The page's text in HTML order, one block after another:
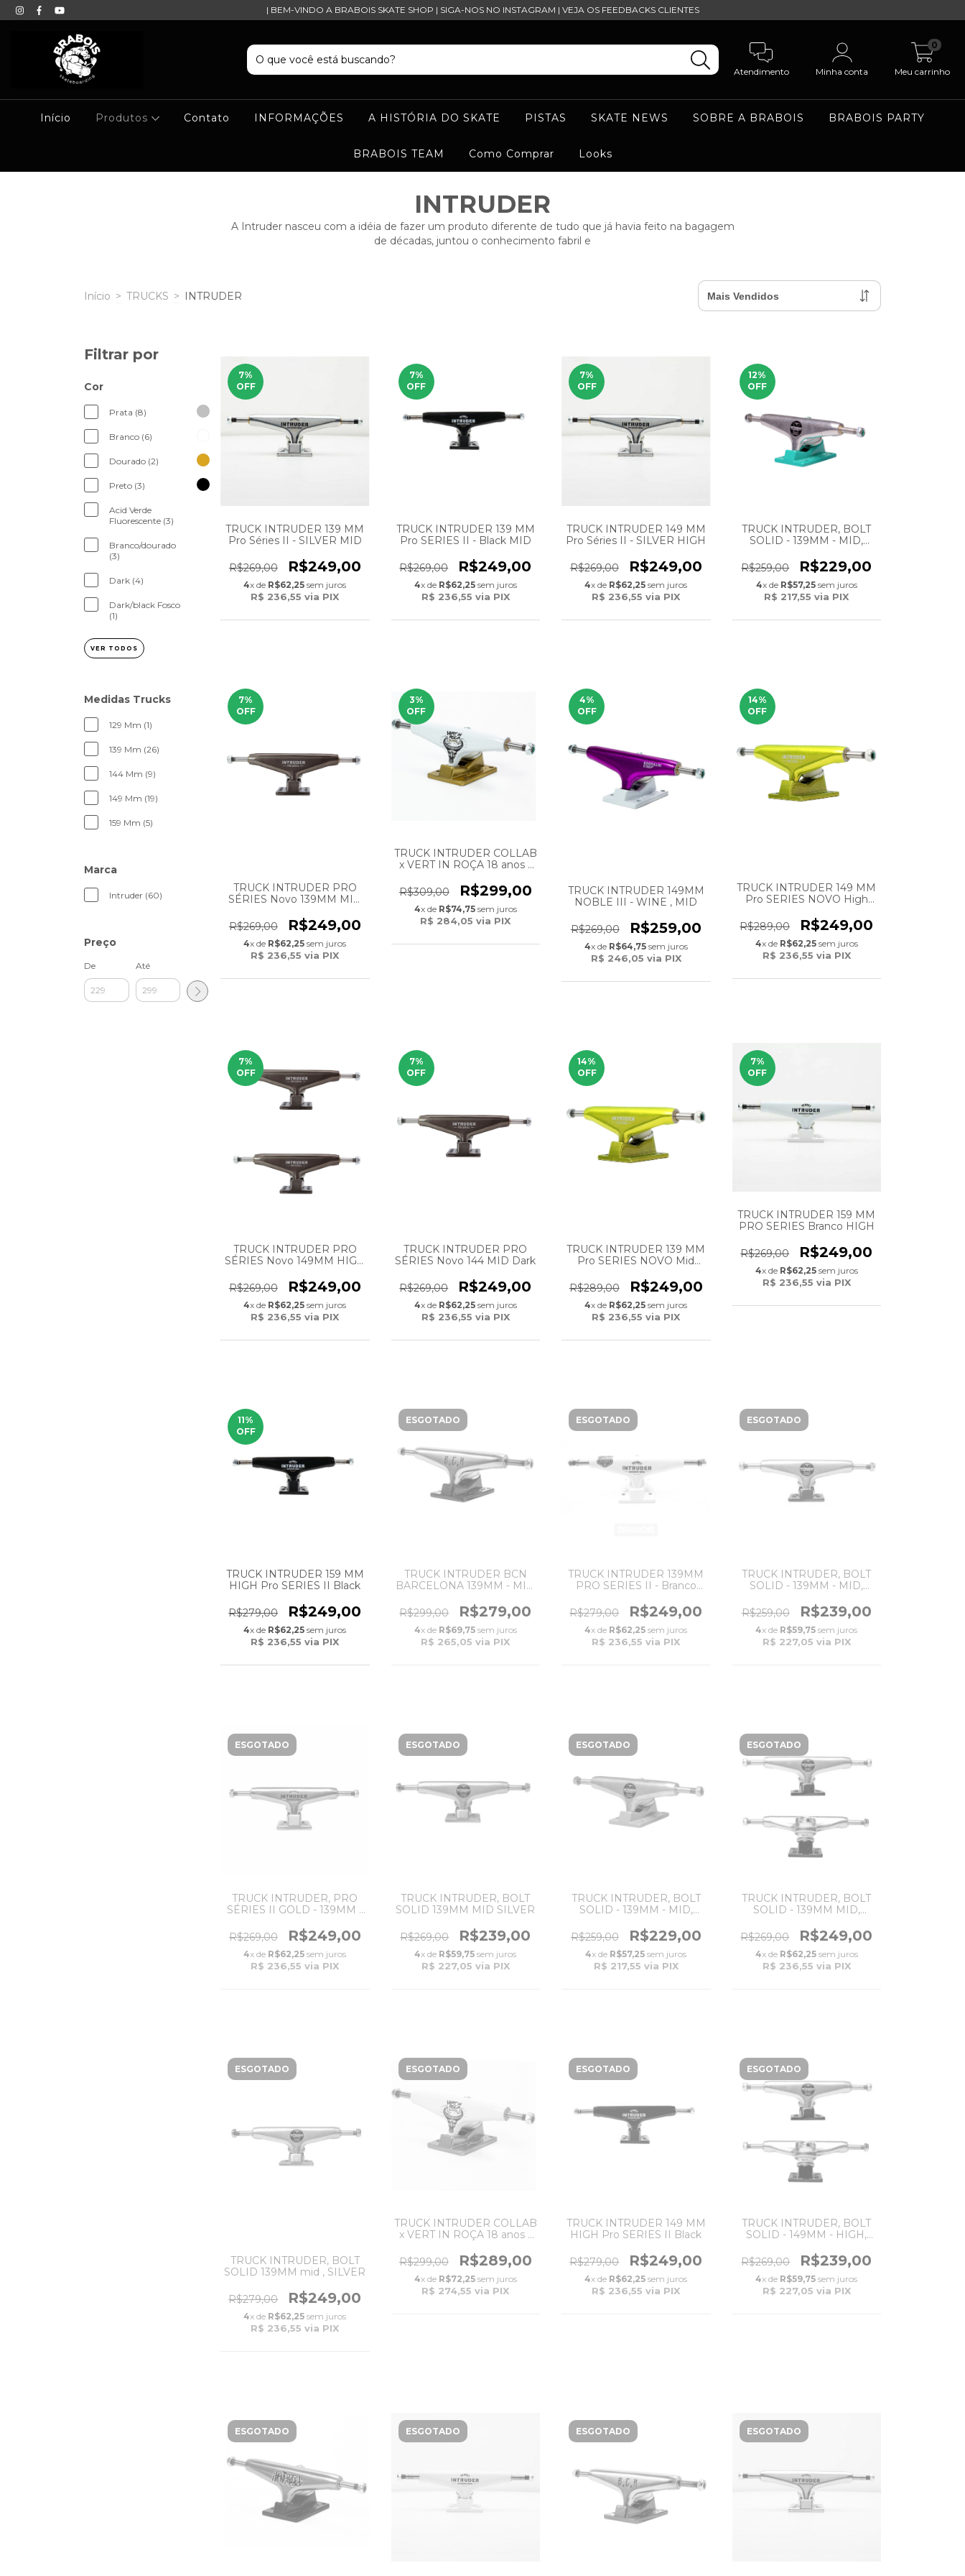
| BEM-VINDO A BRABOIS SKATE SHOP | SIGA-NOS NO INSTAGRAM | VEJA OS FEEDBACKS CLIENTES
Atendimento Minha conta Meu carrinho
0
Início Produtos Contato INFORMAÇÕES A HISTÓRIA DO SKATE PISTAS SKATE NEWS SOBRE A BRABOIS BRABOIS PARTY
BRABOIS TEAM Como Comprar Looks
INTRUDER
A Intruder nasceu com a idéia de fazer um produto diferente de tudo que já havia feito na bagagem
de décadas, juntou o conhecimento fabril e
Início > TRUCKS > INTRUDER
Filtrar por
Cor
Prata (8)
Branco (6)
Dourado (2)
Preto (3)
Acid Verde
Fluorescente (3)
Branco/dourado
(3)
Dark (4)
Dark/black Fosco
(1)
VER TODOS
Medidas Trucks
129 Mm (1)
139 Mm (26)
144 Mm (9)
149 Mm (19)
159 Mm (5)
Marca
Intruder (60)
Preço
De Até
7%
OFF
TRUCK INTRUDER 139 MM
Pro Séries II - SILVER MID
R$269,00 R$249,00
4x de R$62,25 sem juros
R$ 236,55 via PIX
7%
OFF
TRUCK INTRUDER 139 MM
Pro SERIES II - Black MID
R$269,00 R$249,00
4x de R$62,25sem juros
R$ 236,55 via PIX
7%
OFF
TRUCK INTRUDER 149 MM
Pro Séries II - SILVER HIGH
R$269,00 R$249,00
4x de R$62,25 sem juros
R$ 236,55 via PIX
12%
OFF
TRUCK INTRUDER, BOLT
SOLID - 139MM - MID,
R$259,00
R$229,00
4x de R$57,25sem juros
R$ 217,55 via PIX
7%
OFF
TRUCK INTRUDER PRO
SÉRIES Novo 139MM MID
R$269,00
R$249,00
4x de R$62,25 sem juros
R$ 236,55 via PIX
3%
OFF
TRUCK INTRUDER COLLAB
x VERT IN ROÇA 18 anos -
GOLD/WHITE
R$309,00 R$299,00
4x de R$74,75sem juros
R$ 284,05 via PIX
4%
OFF
TRUCK INTRUDER 149MM
NOBLE III - WINE , MID
R$269,00 R$259,00
4x de R$64,75sem juros
R$ 246,05 via PIX
14%
OFF
TRUCK INTRUDER 149 MM
Pro SERIES NOVO High
R$289,00
R$249,00
4x de R$62,25sem juros
R$ 236,55 via PIX
7%
OFF
TRUCK INTRUDER PRO
SÉRIES Novo 149MM HIGH
R$269,00
R$249,00
4x de R$62,25 sem juros
R$ 236,55 via PIX
7%
OFF
TRUCK INTRUDER PRO
SÉRIES Novo 144 MID Dark
R$269,00 R$249,00
4x de R$62,25sem juros
R$ 236,55 via PIX
14%
OFF
TRUCK INTRUDER 139 MM
Pro SERIES NOVO Mid
R$289,00
R$249,00
4x de R$62,25 sem juros
R$ 236,55 via PIX
7%
OFF
TRUCK INTRUDER 159 MM
PRO SERIES Branco HIGH
R$269,00 R$249,00
4x de R$62,25sem juros
R$ 236,55 via PIX
11%
OFF
TRUCK INTRUDER 159 MM
HIGH Pro SERIES II Black
R$279,00 R$249,00
4x de R$62,25 sem juros
R$ 236,55 via PIX
ESGOTADO
TRUCK INTRUDER BCN
BARCELONA 139MM - MID
R$299,00
R$279,00
4x de R$69,75sem juros
R$ 265,05 via PIX
ESGOTADO
TRUCK INTRUDER 139MM
PRO SERIES II - Branco
R$279,00
R$249,00
4x de R$62,25 sem juros
R$ 236,55 via PIX
ESGOTADO
TRUCK INTRUDER, BOLT
SOLID - 139MM - MID,
R$259,00
R$239,00
4x de R$59,75 sem juros
R$ 227,05 via PIX
ESGOTADO
TRUCK INTRUDER, PRO
SÉRIES II GOLD - 139MM -
R$269,00
R$249,00
4x de R$62,25 sem juros
R$ 236,55 via PIX
ESGOTADO
TRUCK INTRUDER, BOLT
SOLID 139MM MID SILVER
R$269,00 R$239,00
4x de R$59,75 sem juros
R$ 227,05 via PIX
ESGOTADO
TRUCK INTRUDER, BOLT
SOLID - 139MM - MID,
R$259,00
R$229,00
4x de R$57,25 sem juros
R$ 217,55 via PIX
ESGOTADO
TRUCK INTRUDER, BOLT
SOLID - 139MM MID,
R$269,00
R$249,00
4x de R$62,25sem juros
R$ 236,55 via PIX
ESGOTADO
TRUCK INTRUDER, BOLT
SOLID 139MM mid , SILVER
R$279,00 R$249,00
4x de R$62,25 sem juros
R$ 236,55 via PIX
ESGOTADO
TRUCK INTRUDER COLLAB
x VERT IN ROÇA 18 anos -
GOLD/WHITE
R$299,00 R$289,00
4x de R$72,25sem juros
R$ 274,55 via PIX
ESGOTADO
TRUCK INTRUDER 149 MM
HIGH Pro SERIES II Black
R$279,00 R$249,00
4x de R$62,25 sem juros
R$ 236,55 via PIX
ESGOTADO
TRUCK INTRUDER, BOLT
SOLID - 149MM - HIGH,
R$269,00
R$239,00
4x de R$59,75 sem juros
R$ 227,05 via PIX
ESGOTADO ESGOTADO ESGOTADO ESGOTADO